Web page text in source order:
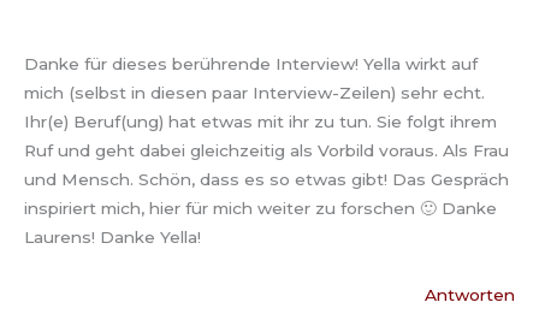
Danke für dieses berührende Interview! Yella wirkt auf
mich (selbst in diesen paar Interview-Zeilen) sehr echt.
Ihr(e) Beruf(ung) hat etwas mit ihr zu tun. Sie folgt ihrem
Ruf und geht dabei gleichzeitig als Vorbild voraus. Als Frau
und Mensch. Schön, dass es so etwas gibt! Das Gespräch
inspiriert mich, hier für mich weiter zu forschen 🙂 Danke
Laurens! Danke Yella!
Antworten